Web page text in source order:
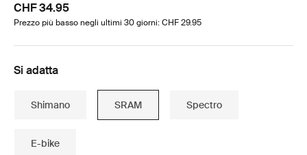
CHF 34.95
Prezzo più basso negli ultimi 30 giorni: CHF 29.95
Si adatta
Shimano SRAM Spectro
E-bike